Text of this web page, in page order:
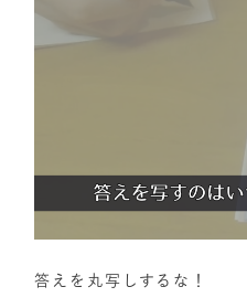
答えを丸写しするな！